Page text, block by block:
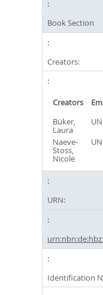
Book Section
Creators:
Creators
Büker,
Laura
Naeve-
Stoss,
Nicole
URN:
Identification